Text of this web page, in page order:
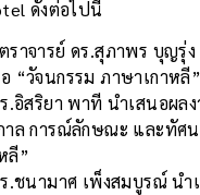
ดังต่อไปนี้
ราจารย์ ดร.สุภาพร บุญรุ่
“วัจนกรรม ภาษาเกาหลี”
.อิสริยา พาที นำเสนอผล
าล การณ์ลักษณะ และทัศน
ลี”
.ชนามาศ เพ็งสมบูรณ์ นำ